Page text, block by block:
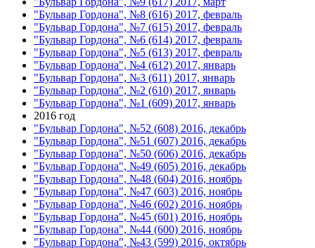
"Бульвар Гордона", №8 (616) 2017, февраль
"Бульвар Гордона", №7 (615) 2017, февраль
"Бульвар Гордона", №6 (614) 2017, февраль
"Бульвар Гордона", №5 (613) 2017, февраль
"Бульвар Гордона", №4 (612) 2017, январь
"Бульвар Гордона", №3 (611) 2017, январь
"Бульвар Гордона", №2 (610) 2017, январь
"Бульвар Гордона", №1 (609) 2017, январь
2016 год
"Бульвар Гордона", №52 (608) 2016, декабрь
"Бульвар Гордона", №51 (607) 2016, декабрь
"Бульвар Гордона", №50 (606) 2016, декабрь
"Бульвар Гордона", №49 (605) 2016, декабрь
"Бульвар Гордона", №48 (604) 2016, ноябрь
"Бульвар Гордона", №47 (603) 2016, ноябрь
"Бульвар Гордона", №46 (602) 2016, ноябрь
"Бульвар Гордона", №45 (601) 2016, ноябрь
"Бульвар Гордона", №44 (600) 2016, ноябрь
"Бульвар Гордона", №43 (599) 2016, октябрь